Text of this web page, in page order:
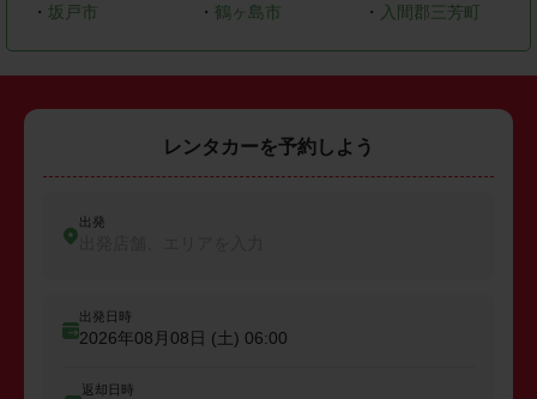
・ 坂戸市 ・ 鶴ヶ島市 ・ 入間郡三芳町
レンタカーを予約しよう
出発
出発日時
2026年08月08日 (土) 06:00
返却日時